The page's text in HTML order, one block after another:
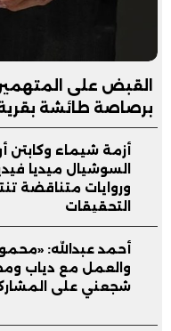
القبض على
برصاصة طائشة بقرية
أزمة شيماء وكابتن
السوشيال ميديا
وروايات متناقضة
التحقيقات
أحمد عبدالله:
والعمل مع دياب
شجعني على